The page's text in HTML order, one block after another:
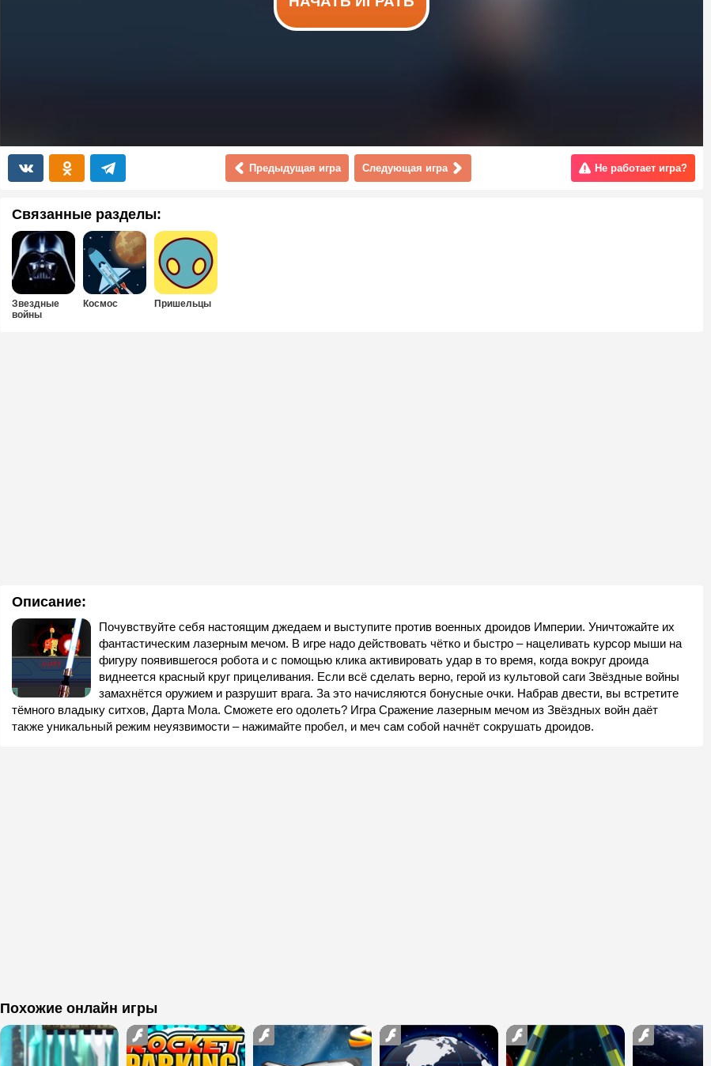
Предыдущая игра Следующая игра Не работает игра?
Связанные разделы:
Звездные
войны
Космос Пришельцы
Описание:
Почувствуйте себя настоящим джедаем и выступите против военных дроидов Империи. Уничтожайте их
фантастическим лазерным мечом. В игре надо действовать чётко и быстро – нацеливать курсор мыши на
фигуру появившегося робота и с помощью клика активировать удар в то время, когда вокруг дроида
виднеется красный круг прицеливания. Если всё сделать верно, герой из культовой саги Звёздные войны
замахнётся оружием и разрушит врага. За это начисляются бонусные очки. Набрав двести, вы встретите
тёмного владыку ситхов, Дарта Мола. Сможете его одолеть? Игра Сражение лазерным мечом из Звёздных войн даёт
также уникальный режим неуязвимости – нажимайте пробел, и меч сам собой начнёт сокрушать дроидов.
Похожие онлайн игры